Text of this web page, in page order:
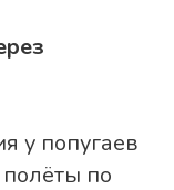
у попугаев
по